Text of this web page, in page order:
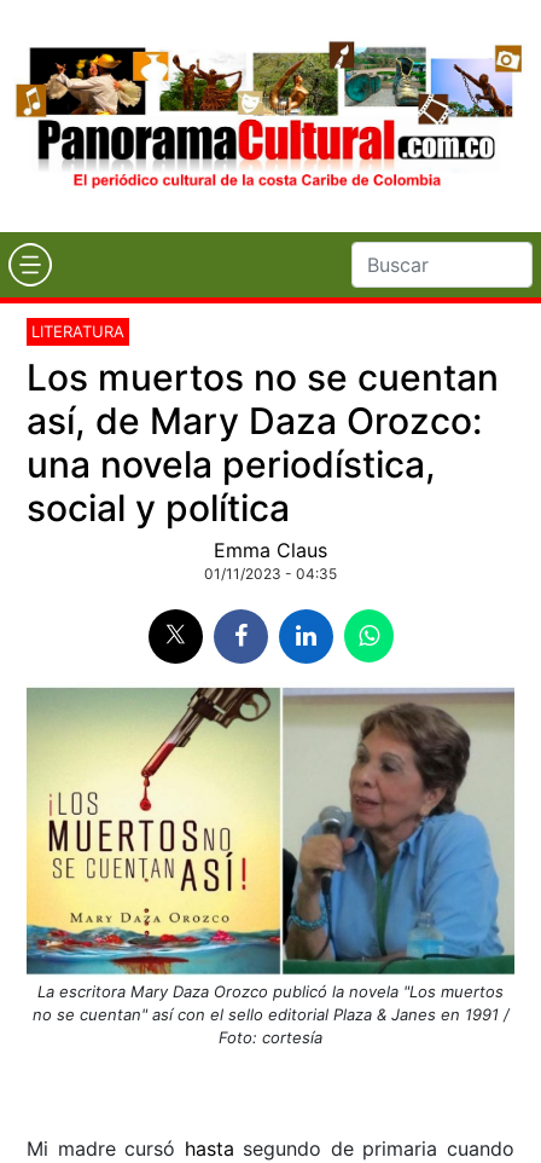
LITERATURA
Los muertos no se cuentan
así, de Mary Daza Orozco:
una novela periodística,
social y política
Emma Claus
01/11/2023 - 04:35
La escritora Mary Daza Orozco publicó la novela "Los muertos
no se cuentan" así con el sello editorial Plaza & Janes en 1991 /
Foto: cortesía
Mi madre cursó hasta segundo de primaria cuando